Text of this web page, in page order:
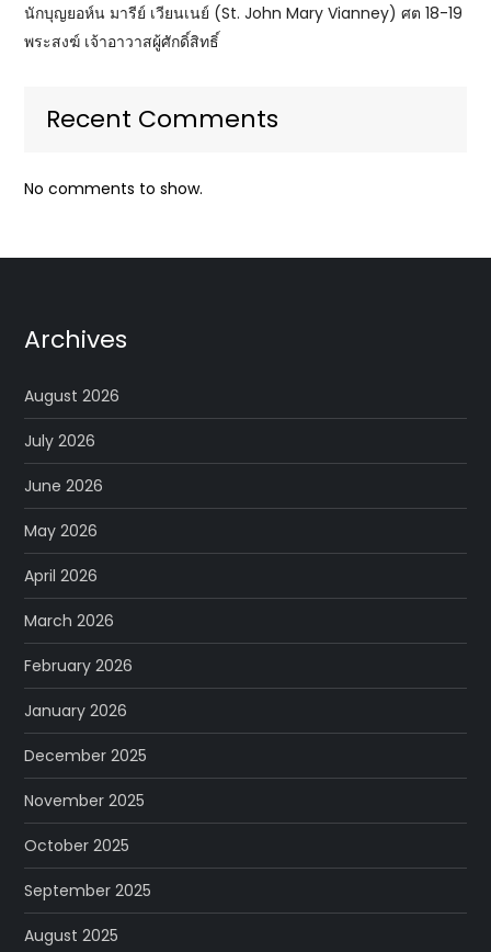
นักบุญยอห์น มารีย์ เวียนเนย์ (St. John Mary Vianney) ศต 18-19
พระสงฆ์ เจ้าอาวาสผู้ศักดิ์สิทธิ์
Recent Comments
No comments to show.
Archives
August 2026
July 2026
June 2026
May 2026
April 2026
March 2026
February 2026
January 2026
December 2025
November 2025
October 2025
September 2025
August 2025